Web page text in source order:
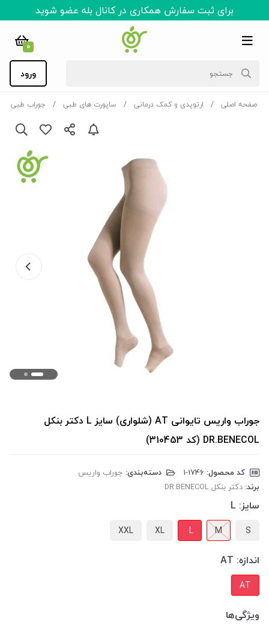
برای ثبت سفارش همکاری در کانال بله عضو شوید
0
ورود
صفحه اصلی ارتوپدی و کمک درمانی ساپورت های طبی جوراب طبی
جوراب واریس تایوانی AT (شلواری) سایز L دکتر بنکل
DR.BENECOL (کد 310453)
کد محصول: دسته‌بندی: جوراب واریس
برند: دکتر بنکل DR.BENECOL
سایز: L
S
M
L
XL
XXL
اندازه: AT
AT
ویژگی‌ها